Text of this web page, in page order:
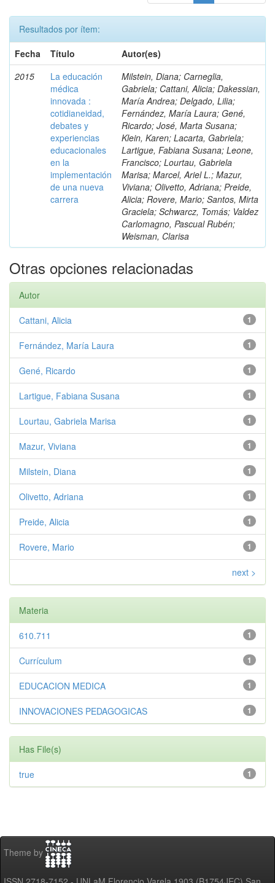
Resultados por ítem:
Fecha
Título
Autor(es)
2015
La educación
médica
innovada :
cotidianeidad,
debates y
experiencias
educacionales
en la
implementación
de una nueva
carrera
Milstein, Diana; Carneglia,
Gabriela; Cattani, Alicia; Dakessian,
María Andrea; Delgado, Lilia;
Fernández, María Laura; Gené,
Ricardo; José, Marta Susana;
Klein, Karen; Lacarta, Gabriela;
Lartigue, Fabiana Susana; Leone,
Francisco; Lourtau, Gabriela
Marisa; Marcel, Ariel L.; Mazur,
Viviana; Olivetto, Adriana; Preide,
Alicia; Rovere, Mario; Santos, Mirta
Graciela; Schwarcz, Tomás; Valdez
Carlomagno, Pascual Rubén;
Weisman, Clarisa
Otras opciones relacionadas
Autor
1
Cattani, Alicia
1
Fernández, María Laura
1
Gené, Ricardo
1
Lartigue, Fabiana Susana
1
Lourtau, Gabriela Marisa
1
Mazur, Viviana
1
Milstein, Diana
1
Olivetto, Adriana
1
Preide, Alicia
1
Rovere, Mario
next >
Materia
1
610.711
1
Currículum
1
EDUCACION MEDICA
1
INNOVACIONES PEDAGOGICAS
Has File(s)
1
true
Theme by